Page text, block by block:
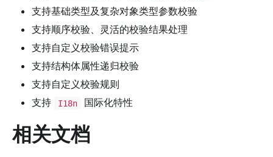
支持基础类型及复杂对象类型参数校验
支持顺序校验、灵活的校验结果处理
支持自定义校验错误提示
支持结构体属性递归校验
支持自定义校验规则
支持
I18n 国际化特性
相关文档